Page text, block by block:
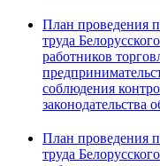
План проведения
труда
работников
соблюдения
законодательства
План проведения
труда